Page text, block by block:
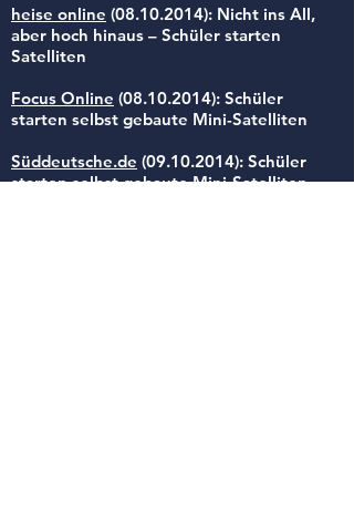
heise online (08.10.2014): Nicht ins All,
aber hoch hinaus – Schüler starten
Satelliten
Focus Online (08.10.2014): Schüler
starten selbst gebaute Mini-Satelliten
Süddeutsche.de (09.10.2014): Schüler
starten selbst gebaute Mini-Satelliten